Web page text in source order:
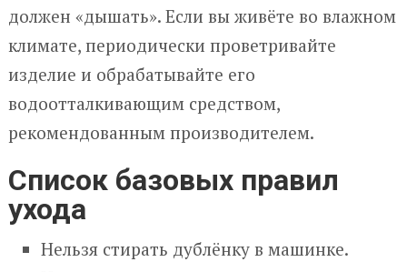
должен «дышать». Если вы живёте во влажном
климате, периодически проветривайте
изделие и обрабатывайте его
водоотталкивающим средством,
рекомендованным производителем.
Список базовых правил
ухода
Нельзя стирать дублёнку в машинке.